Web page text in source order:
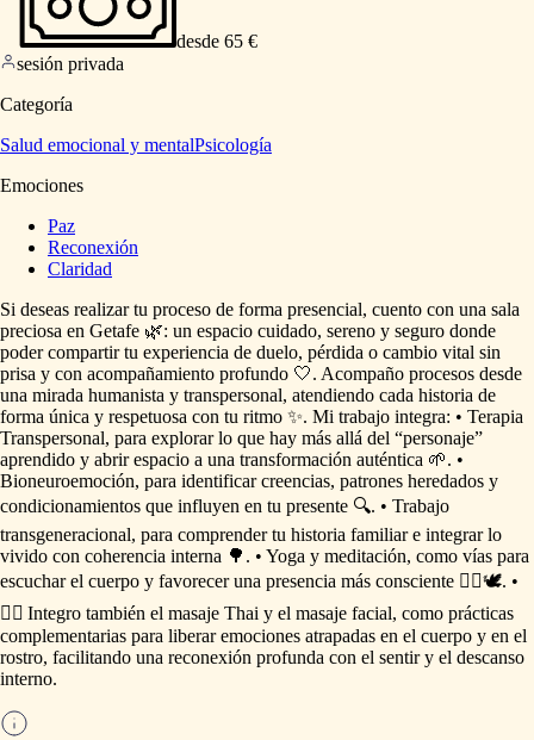
desde 65 €
sesión privada
Categoría
Salud emocional y mentalPsicología
Emociones
Paz
Reconexión
Claridad
Si deseas realizar tu proceso de forma presencial, cuento con una sala
preciosa en Getafe 🌿: un espacio cuidado, sereno y seguro donde
poder compartir tu experiencia de duelo, pérdida o cambio vital sin
prisa y con acompañamiento profundo 🤍. Acompaño procesos desde
una mirada humanista y transpersonal, atendiendo cada historia de
forma única y respetuosa con tu ritmo ✨. Mi trabajo integra: • Terapia
Transpersonal, para explorar lo que hay más allá del “personaje”
aprendido y abrir espacio a una transformación auténtica 🌱. •
Bioneuroemoción, para identificar creencias, patrones heredados y
condicionamientos que influyen en tu presente 🔍. • Trabajo
transgeneracional, para comprender tu historia familiar e integrar lo
vivido con coherencia interna 🌳. • Yoga y meditación, como vías para
escuchar el cuerpo y favorecer una presencia más consciente 🧘‍♀️🕊️. •
💆‍♀️ Integro también el masaje Thai y el masaje facial, como prácticas
complementarias para liberar emociones atrapadas en el cuerpo y en el
rostro, facilitando una reconexión profunda con el sentir y el descanso
interno.